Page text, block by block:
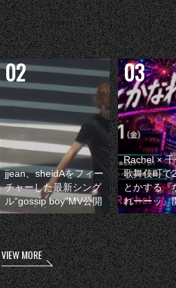
jjean、sheidAをフィー
チャーした最新シング
ル“gossip boy”MV公開
Rachel ×
歌舞伎町で
とかする『
れーーッ』
VIEW MORE